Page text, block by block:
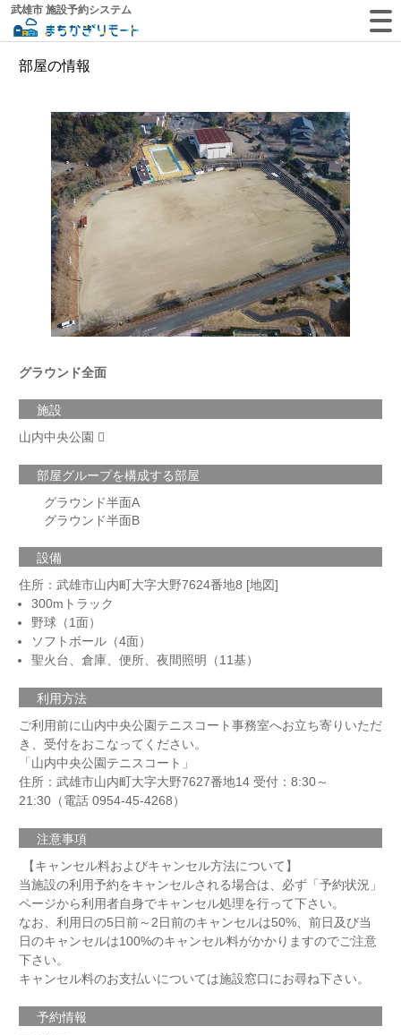
武雄市 施設予約システム
部屋の情報
グラウンド全面
施設
山内中央公園
部屋グループを構成する部屋
グラウンド半面A
グラウンド半面B
設備
住所： 武雄市山内町大字大野7624番地8 [地図]
300mトラック
野球（1面）
ソフトボール（4面）
聖火台、倉庫、便所、夜間照明（11基）
利用方法
ご利用前に山内中央公園テニスコート事務室へお立ち寄りいただ
き、受付をおこなってください。
「山内中央公園テニスコート」
住所：武雄市山内町大字大野7627番地14 受付：8:30～
21:30（電話 0954-45-4268）
注意事項
【キャンセル料およびキャンセル方法について】
当施設の利用予約をキャンセルされる場合は、必ず「予約状況」
ページから利用者自身でキャンセル処理を行って下さい。
なお、利用日の5日前～2日前のキャンセルは50%、前日及び当
日のキャンセルは100%のキャンセル料がかかりますのでご注意
下さい。
キャンセル料のお支払いについては施設窓口にお尋ね下さい。
予約情報